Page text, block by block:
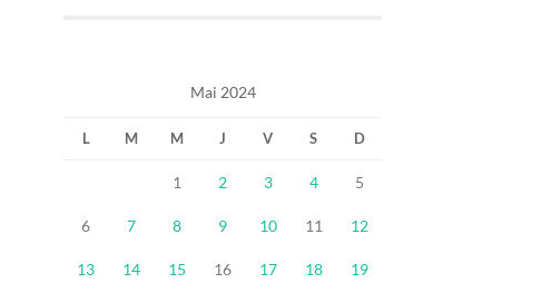
Mai 2024
L M M J V S D
1 2 3 4 5
6 7 8 9 10 11 12
13 14 15 16 17 18 19